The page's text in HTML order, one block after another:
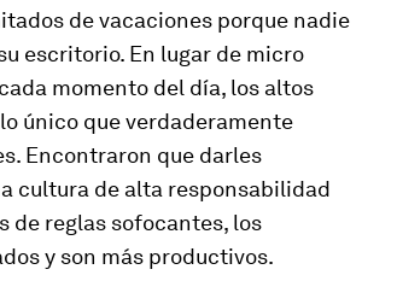
de vacaciones porque nadie
escritorio. En lugar de micro
momento del día, los altos
único que verdaderamente
Encontraron que darles
cultura de alta responsabilidad
de reglas sofocantes, los
y son más productivos.